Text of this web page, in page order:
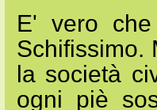
E' vero
Schifissimo.
la società
ogni piè